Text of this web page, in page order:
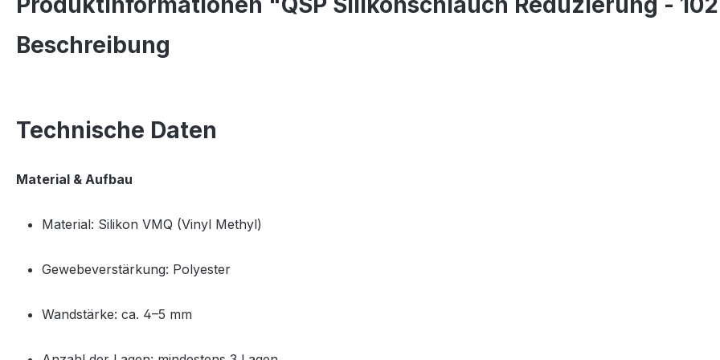
Beschreibung
Technische Daten
Material & Aufbau
Material: Silikon VMQ (Vinyl Methyl)
Gewebeverstärkung: Polyester
Wandstärke: ca. 4–5 mm